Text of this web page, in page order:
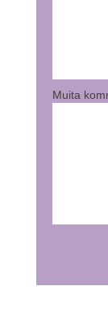
Muita